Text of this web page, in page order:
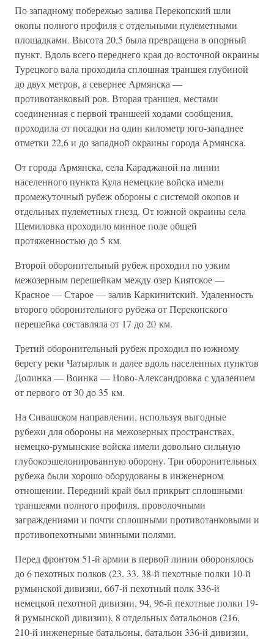
По западному побережью залива Перекопский шли
окопы полного профиля с отдельными пулеметными
площадками. Высота 20,5 была превращена в опорный
пункт. Вдоль всего переднего края до восточной окраины
Турецкого вала проходила сплошная траншея глубиной
до двух метров, а севернее Армянска —
противотанковый ров. Вторая траншея, местами
соединенная с первой траншеей ходами сообщения,
проходила от посадки на один километр юго-западнее
отметки 22,6 и до западной окраины города Армянска.
От города Армянска, села Караджаной на линии
населенного пункта Кула немецкие войска имели
промежуточный рубеж обороны с системой окопов и
отдельных пулеметных гнезд. От южной окраины села
Щемиловка проходило минное поле общей
протяженностью до 5 км.
Второй оборонительный рубеж проходил по узким
межозерным перешейкам между озер Киятское —
Красное — Старое — залив Каркинитский. Удаленность
второго оборонительного рубежа от Перекопского
перешейка составляла от 17 до 20 км.
Третий оборонительный рубеж проходил по южному
берегу реки Чатырлык и далее вдоль населенных пунктов
Долинка — Воинка — Ново-Александровка с удалением
от первого от 30 до 35 км.
На Сивашском направлении, используя выгодные
рубежи для обороны на межозерных пространствах,
немецко-румынские войска имели довольно сильную
глубокоэшелонированную оборону. Три оборонительных
рубежа были хорошо оборудованы в инженерном
отношении. Передний край был прикрыт сплошными
траншеями полного профиля, проволочными
заграждениями и почти сплошными противотанковыми и
противопехотными минными полями.
Перед фронтом 51-й армии в первой линии оборонялось
до 6 пехотных полков (23, 33, 38-й пехотные полки 10-й
румынской дивизии, 667-й пехотный полк 336-й
немецкой пехотной дивизии, 94, 96-й пехотные полки 19-
й румынской дивизии), 8 отдельных батальонов (216,
210-й инженерные батальоны, батальон 336-й дивизии,